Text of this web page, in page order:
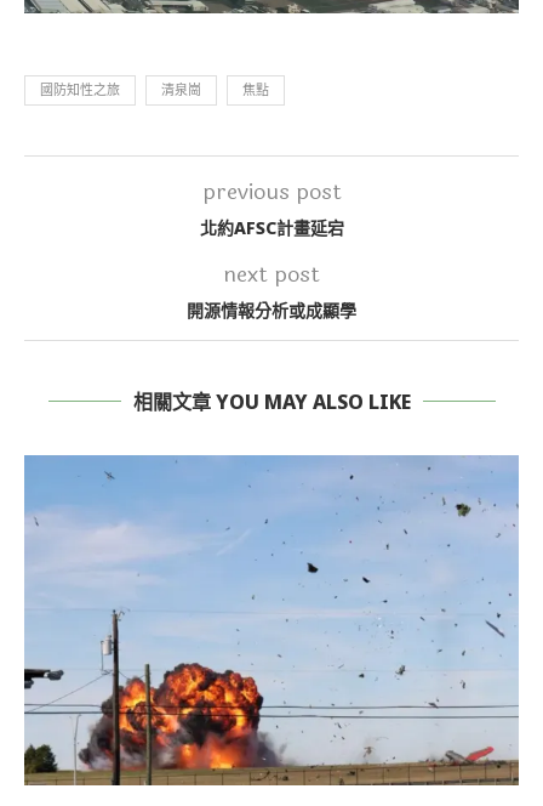
國防知性之旅 清泉崗 焦點
previous post
北約AFSC計畫延宕
next post
開源情報分析或成顯學
相關文章 YOU MAY ALSO LIKE